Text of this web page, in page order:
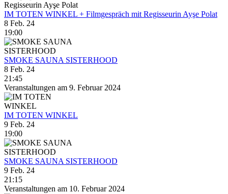
IM TOTEN WINKEL + Filmgespräch mit Regisseurin Ayşe Polat
8 Feb. 24
19:00
SMOKE SAUNA SISTERHOOD
8 Feb. 24
21:45
Veranstaltungen am 9. Februar 2024
IM TOTEN WINKEL
9 Feb. 24
19:00
SMOKE SAUNA SISTERHOOD
9 Feb. 24
21:15
Veranstaltungen am 10. Februar 2024